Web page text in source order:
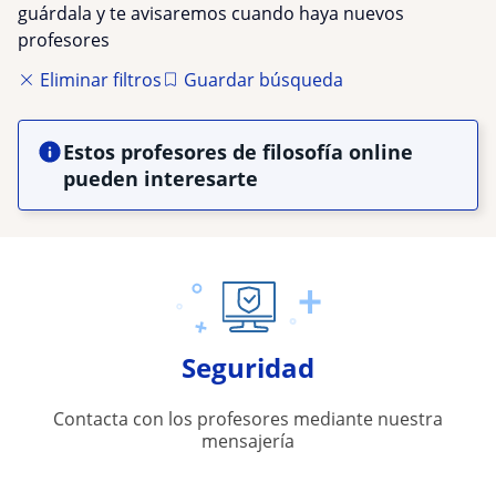
guárdala y te avisaremos cuando haya nuevos
profesores
Eliminar filtros
Guardar búsqueda
Estos profesores de filosofía online
pueden interesarte
Seguridad
Contacta con los profesores mediante nuestra
mensajería